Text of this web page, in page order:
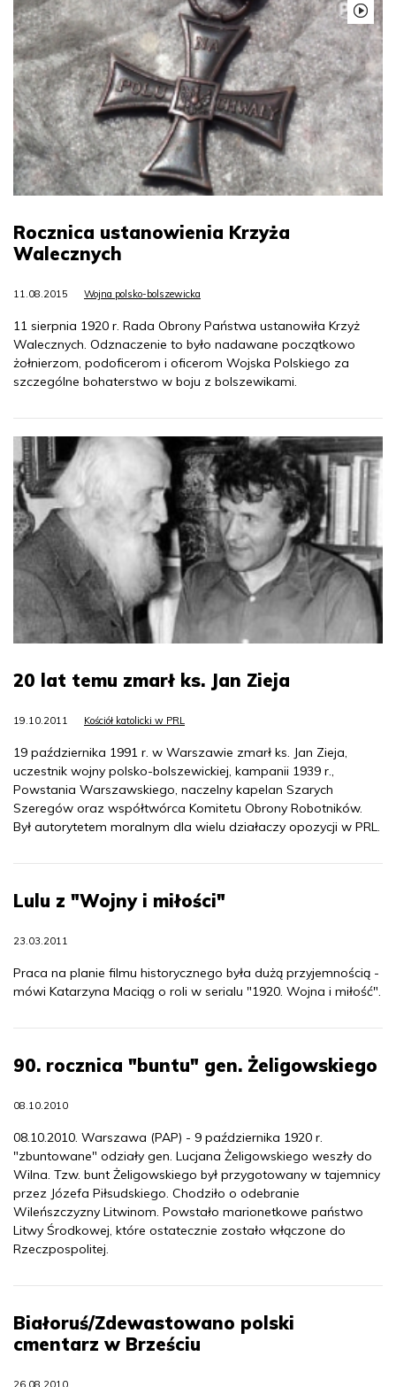
Rocznica ustanowienia Krzyża
Walecznych
11.08.2015 Wojna polsko-bolszewicka
11 sierpnia 1920 r. Rada Obrony Państwa ustanowiła Krzyż
Walecznych. Odznaczenie to było nadawane początkowo
żołnierzom, podoficerom i oficerom Wojska Polskiego za
szczególne bohaterstwo w boju z bolszewikami.
20 lat temu zmarł ks. Jan Zieja
19.10.2011 Kościół katolicki w PRL
19 października 1991 r. w Warszawie zmarł ks. Jan Zieja,
uczestnik wojny polsko-bolszewickiej, kampanii 1939 r.,
Powstania Warszawskiego, naczelny kapelan Szarych
Szeregów oraz współtwórca Komitetu Obrony Robotników.
Był autorytetem moralnym dla wielu działaczy opozycji w PRL.
Lulu z "Wojny i miłości"
23.03.2011
Praca na planie filmu historycznego była dużą przyjemnością -
mówi Katarzyna Maciąg o roli w serialu "1920. Wojna i miłość".
90. rocznica "buntu" gen. Żeligowskiego
08.10.2010
08.10.2010. Warszawa (PAP) - 9 października 1920 r.
"zbuntowane" odziały gen. Lucjana Żeligowskiego weszły do
Wilna. Tzw. bunt Żeligowskiego był przygotowany w tajemnicy
przez Józefa Piłsudskiego. Chodziło o odebranie
Wileńszczyzny Litwinom. Powstało marionetkowe państwo
Litwy Środkowej, które ostatecznie zostało włączone do
Rzeczpospolitej.
Białoruś/Zdewastowano polski
cmentarz w Brześciu
26.08.2010